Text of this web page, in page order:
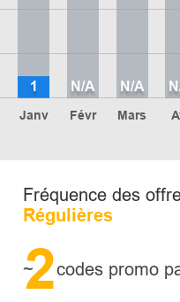
Janv
1
Févr
N/A
Mars
N/A
Fréquence des
Régulières
~
2codes promo